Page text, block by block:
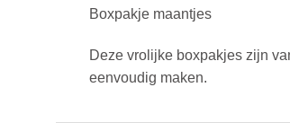
Boxpakje maantjes
Deze vrolijke boxpakjes zijn
eenvoudig maken.